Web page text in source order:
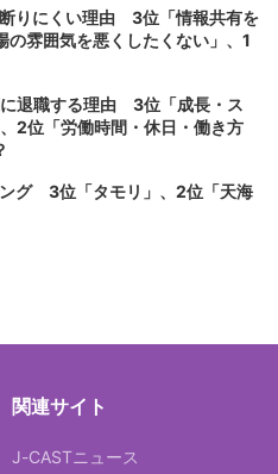
りにくい理由 3位「情報共有を
雰囲気を悪くしたくない」、1
退職する理由 3位「成長・ス
2位「労働時間・休日・働き方
グ 3位「タモリ」、2位「天海
関連サイト
J-CASTニュース